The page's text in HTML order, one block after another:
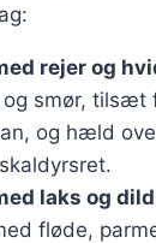
rejer og
og smør, tilsæt
og hæld
laks og dild
fløde,